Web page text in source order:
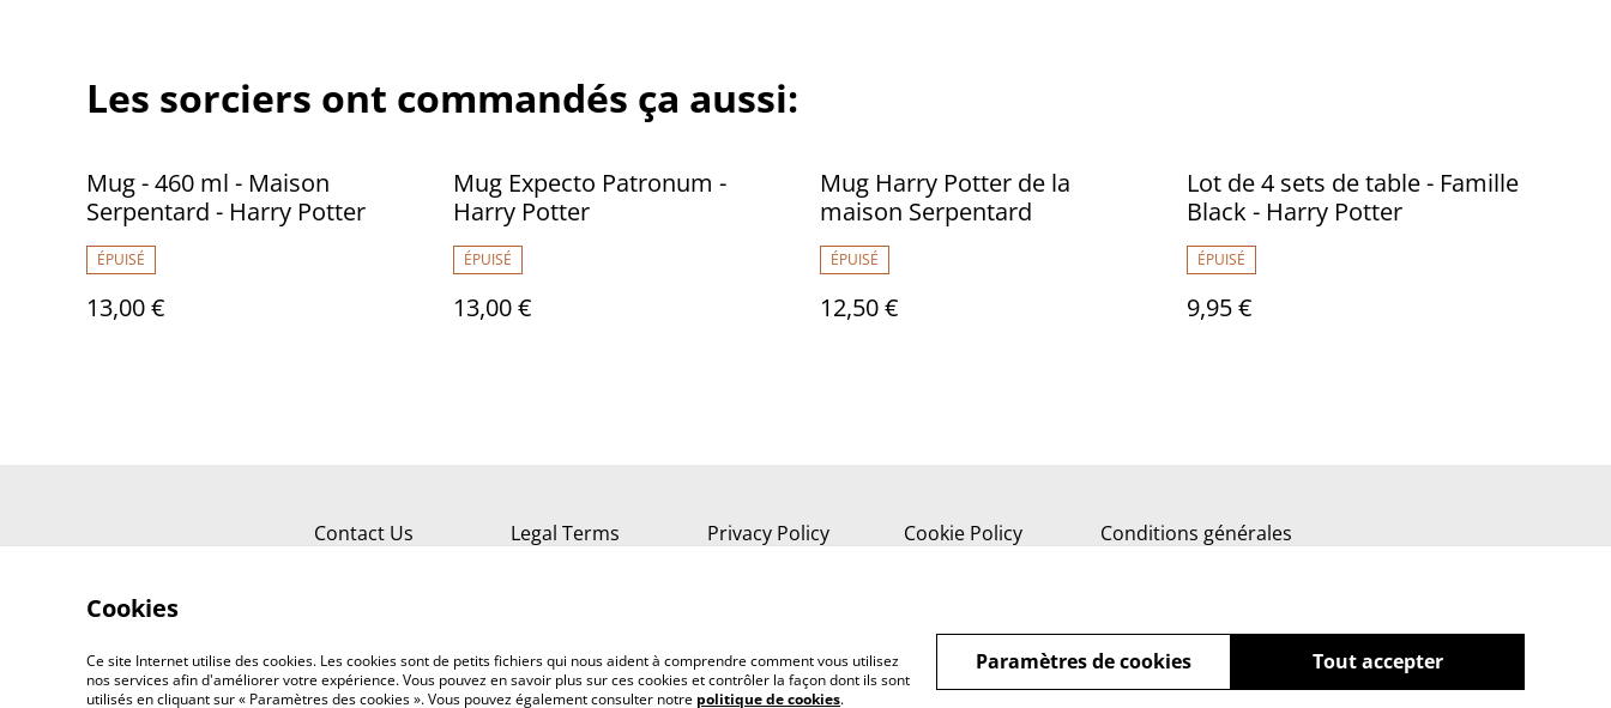
Les sorciers ont commandés ça aussi:
Mug - 460 ml - Maison
Serpentard - Harry Potter
ÉPUISÉ
13,00 €
Mug Expecto Patronum -
Harry Potter
ÉPUISÉ
13,00 €
Mug Harry Potter de la
maison Serpentard
ÉPUISÉ
12,50 €
Lot de 4 sets de table - Famille
Black - Harry Potter
ÉPUISÉ
9,95 €
Contact Us Legal Terms Privacy Policy Cookie Policy Conditions générales
Cookies
Ce site Internet utilise des cookies. Les cookies sont de petits fichiers qui nous aident à comprendre comment vous utilisez
nos services afin d'améliorer votre expérience. Vous pouvez en savoir plus sur ces cookies et contrôler la façon dont ils sont
utilisés en cliquant sur « Paramètres des cookies ». Vous pouvez également consulter notre politique de cookies.
Tout accepter
Paramètres de cookies